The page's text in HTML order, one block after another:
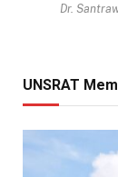
Dr.
UNSRAT